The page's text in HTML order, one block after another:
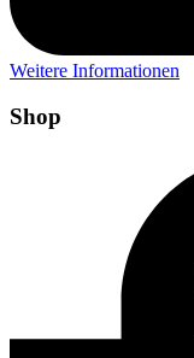
Weitere Informationen
Shop